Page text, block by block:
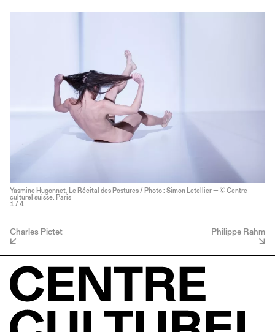
Yasmine Hugonnet, Le Récital des Postures / Photo : Simon Letellier — © Centre
culturel suisse. Paris
1 / 4
Charles Pictet Philippe Rahm